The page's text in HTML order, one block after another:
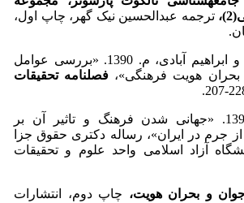
ترجمه عبدالحسین نیک گهر، چاپ اول،
زارع شاه آبادی، ا. و ابراهیم آبادی، م. 1390. «بررسی عوامل
بحران هویت فرهنگی»، فصلنامه تحقیقات
شاطری­پور، ش. 1391. «جهانی شدن فرهنگ و تاثیر آن بر
جرم در ایران»، رساله دکتری حقوق جزا
آزاد اسلامی واحد علوم و تحقیقات
و بحران هویت، چاپ دوم، انتشارات